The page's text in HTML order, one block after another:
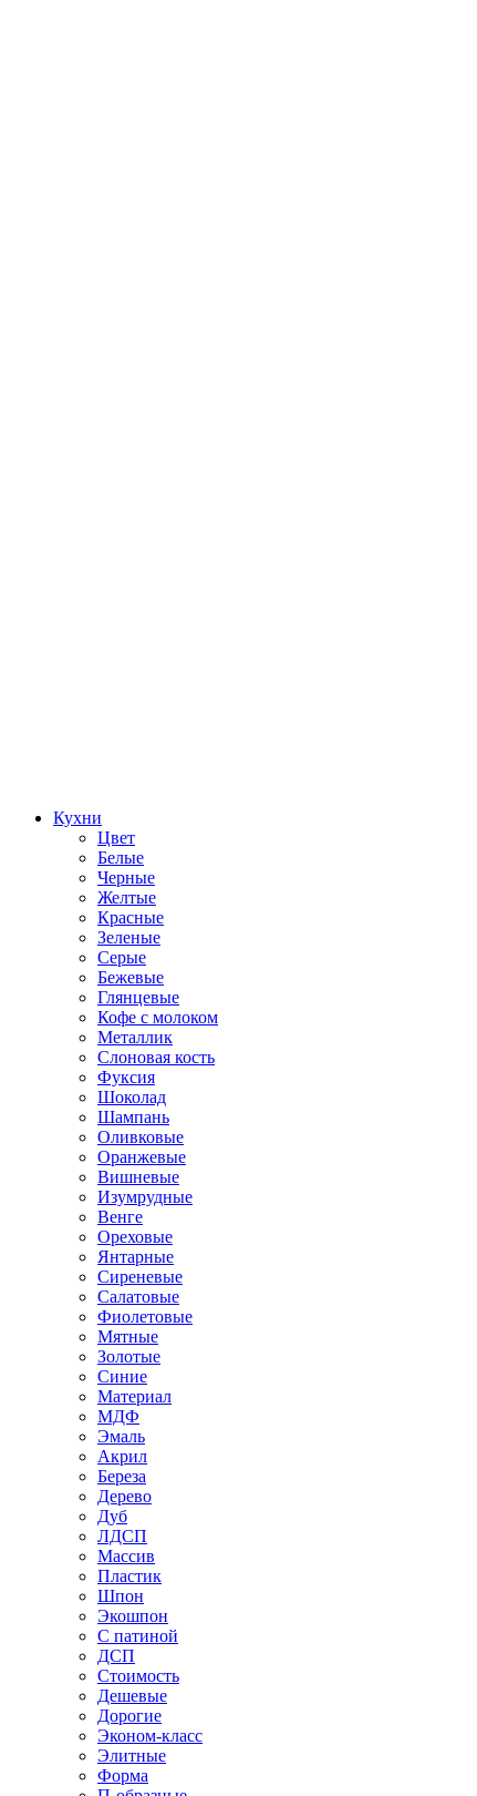
Кухни
Цвет
Белые
Черные
Желтые
Красные
Зеленые
Серые
Бежевые
Глянцевые
Кофе с молоком
Металлик
Слоновая кость
Фуксия
Шоколад
Шампань
Оливковые
Оранжевые
Вишневые
Изумрудные
Венге
Ореховые
Янтарные
Сиреневые
Салатовые
Фиолетовые
Мятные
Золотые
Синие
Материал
МДФ
Эмаль
Акрил
Береза
Дерево
Дуб
ЛДСП
Массив
Пластик
Шпон
Экошпон
С патиной
ДСП
Стоимость
Дешевые
Дорогие
Эконом-класс
Элитные
Форма